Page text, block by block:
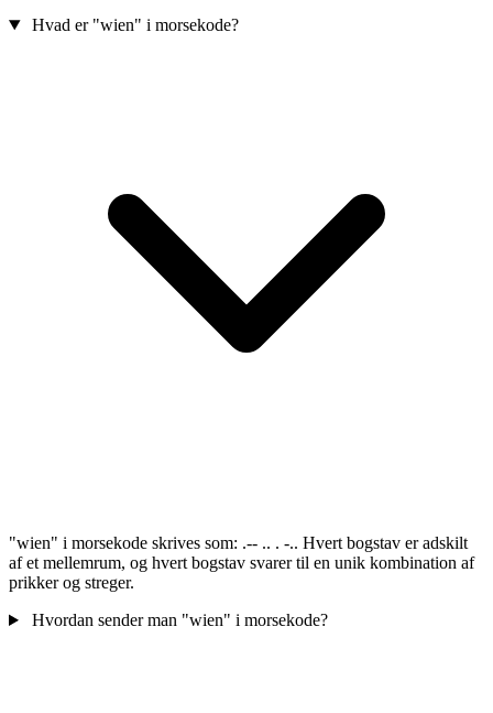
Hvad er "wien" i morsekode?
"wien" i morsekode skrives som: .-- .. . -.. Hvert bogstav er adskilt
af et mellemrum, og hvert bogstav svarer til en unik kombination af
prikker og streger.
Hvordan sender man "wien" i morsekode?